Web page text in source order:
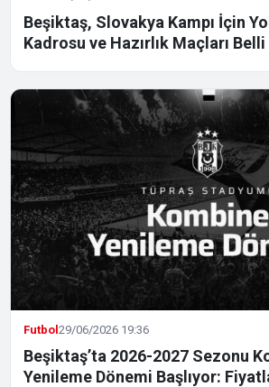
Beşiktaş, Slovakya Kampı İçin
Kadrosu ve Hazırlık Maçları
Futbol29/06/2026 19:36
Beşiktaş’ta 2026-2027 Sezonu
Yenileme Dönemi Başlıyor: